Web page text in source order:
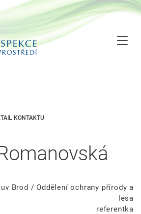
KONTAKTU
Brod / Oddělení ochrany přírody a
lesa
referentka